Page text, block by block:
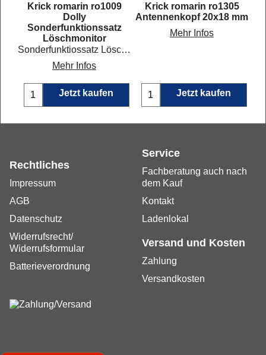
Krick romarin ro1009
Dolly
Sonderfunktionssatz
Löschmonitor
Sonderfunktiossatz Löschen Dolly
Mehr Infos
Jetzt kaufen
Krick romarin ro1305
Antennenkopf 20x18 mm
Mehr Infos
Jetzt kaufen
Service
Fachberatung auch nach
dem Kauf
Kontakt
Ladenlokal
Rechtliches
Impressum
AGB
Datenschutz
Widerrufsrecht/
Widerrufsformular
Batterieverordnung
Versand und Kosten
Zahlung
Versandkosten